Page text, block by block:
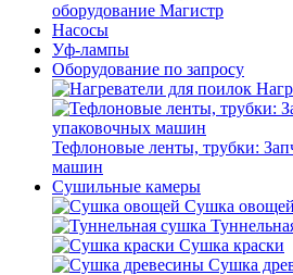
оборудование Магистр
Насосы
Уф-лампы
Оборудование по запросу
Тефлоновые ленты, трубки:
машин
Сушильные камеры
Сушка овощей
Сушка краски
Сушка